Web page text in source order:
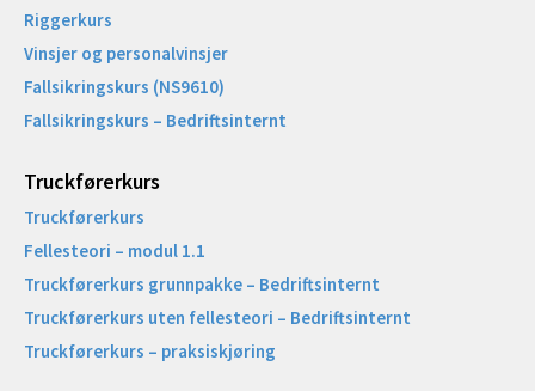
Riggerkurs
Vinsjer og personalvinsjer
Fallsikringskurs (NS9610)
Fallsikringskurs – Bedriftsinternt
Truckførerkurs
Truckførerkurs
Fellesteori – modul 1.1
Truckførerkurs grunnpakke – Bedriftsinternt
Truckførerkurs uten fellesteori – Bedriftsinternt
Truckførerkurs – praksiskjøring